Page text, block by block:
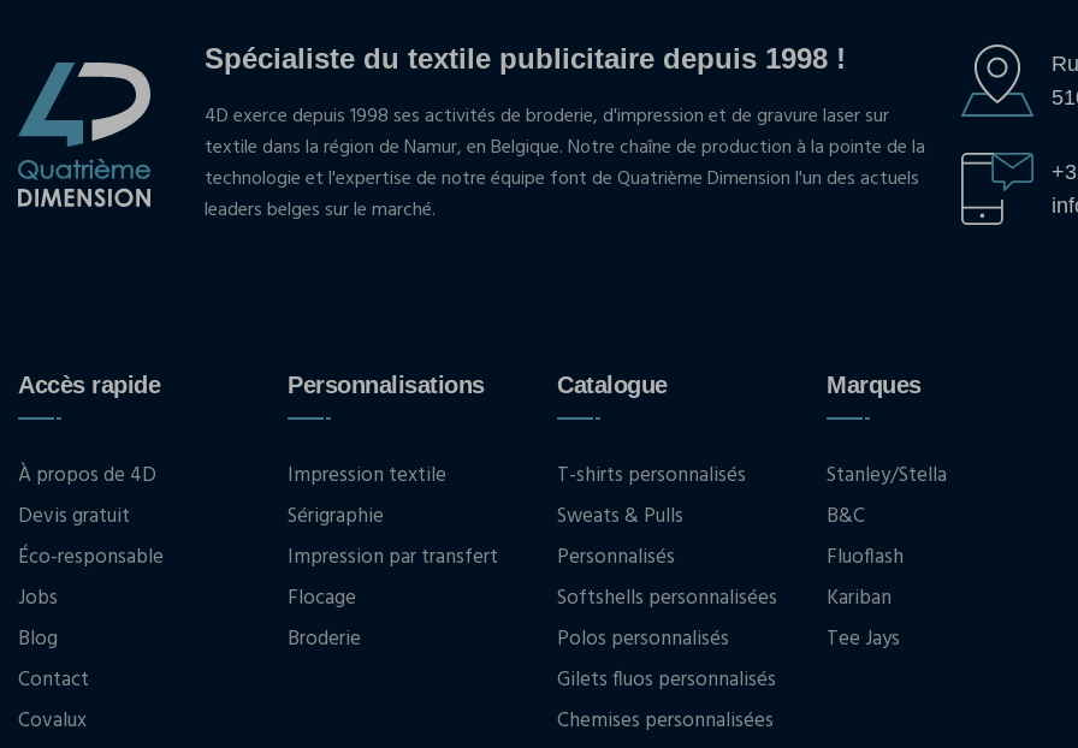
Spécialiste du textile publicitaire depuis 1998 !
4D exerce depuis 1998 ses activités de broderie, d'impression et de gravure laser sur
textile dans la région de Namur, en Belgique. Notre chaîne de production à la pointe de la
technologie et l'expertise de notre équipe font de Quatrième Dimension l'un des actuels
leaders belges sur le marché.
Accès rapide
À propos de 4D
Devis gratuit
Éco-responsable
Jobs
Blog
Contact
Covalux
Personnalisations
Impression textile
Sérigraphie
Impression par transfert
Flocage
Broderie
Catalogue
T-shirts personnalisés
Sweats & Pulls
Personnalisés
Softshells personnalisées
Polos personnalisés
Gilets fluos personnalisés
Chemises personnalisées
Marques
Stanley/Stella
B&C
Fluoflash
Kariban
Tee Jays